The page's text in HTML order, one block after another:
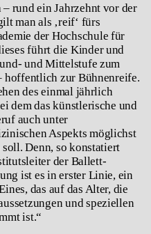
rund ein Jahrzehnt vor der
man als ‚reif‘ fürs
der Hochschule für
führt die Kinder und
und Mittelstufe zum
hoffentlich zur Bühnenreife.
des einmal jährlich
dem das künstlerische und
auch unter
Aspekts möglichst
Denn, so konstatiert
der Ballett-
ist es in erster Linie, ein
das auf das Alter, die
und speziellen
ist.“